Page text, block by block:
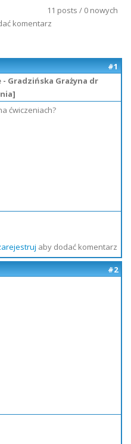
11 posts / 0 nowych
komentarz
#1
- Gradzińska Grażyna dr
ćwiczeniach?
aby dodać komentarz
#2